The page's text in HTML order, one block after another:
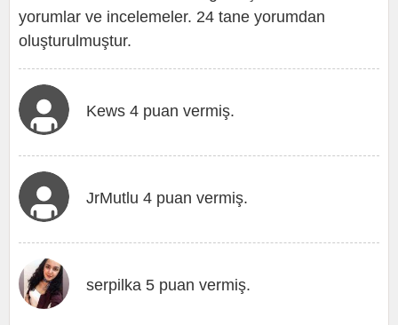
yorumlar ve incelemeler. 24 tane yorumdan
oluşturulmuştur.
Kews 4 puan vermiş.
JrMutlu 4 puan vermiş.
serpilka 5 puan vermiş.